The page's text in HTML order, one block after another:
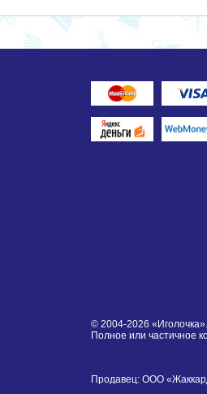
© 2004-2026
Полное или частичное
Продавец: ООО